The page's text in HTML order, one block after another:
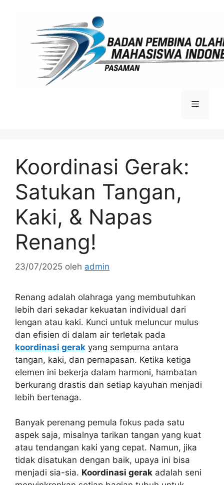
Menu
Koordinasi Gerak:
Satukan Tangan,
Kaki, & Napas
Renang!
23/07/2025 oleh admin
Renang adalah olahraga yang membutuhkan
lebih dari sekadar kekuatan individual dari
lengan atau kaki. Kunci untuk meluncur mulus
dan efisien di dalam air terletak pada
koordinasi gerak yang sempurna antara
tangan, kaki, dan pernapasan. Ketika ketiga
elemen ini bekerja dalam harmoni, hambatan
berkurang drastis dan setiap kayuhan menjadi
lebih bertenaga.
Banyak perenang pemula fokus pada satu
aspek saja, misalnya tarikan tangan yang kuat
atau tendangan kaki yang cepat. Namun, jika
tidak disatukan dengan baik, upaya ini bisa
menjadi sia-sia. Koordinasi gerak adalah seni